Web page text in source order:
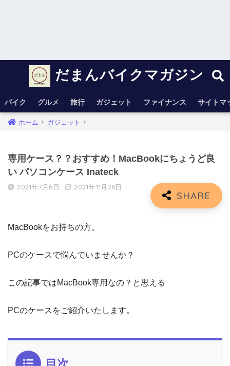
だまんバイクマガジン
バイク グルメ 旅行 ガジェット ファイナンス サイトマ
ホーム ガジェット
専用ケース？？おすすめ！MacBookにちょうど良
い パソコンケース Inateck
2021年7月6日 2021年11月26日
MacBookをお持ちの方。
PCのケースで悩んでいませんか？
この記事ではMacBook専用なの？と思える
PCのケースをご紹介いたします。